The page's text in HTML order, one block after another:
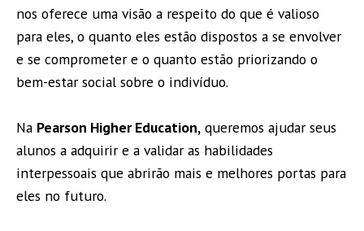
nos oferece uma visão a respeito do que é valioso
para eles, o quanto eles estão dispostos a se envolver
e se comprometer e o quanto estão priorizando o
bem-estar social sobre o indivíduo.
Na Pearson Higher Education, queremos ajudar seus
alunos a adquirir e a validar as habilidades
interpessoais que abrirão mais e melhores portas para
eles no futuro.